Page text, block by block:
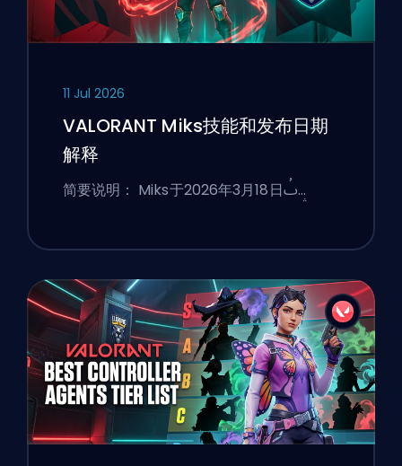
11 Jul 2026
VALORANT Miks技能和发布日期
解释
简要说明： Miks于2026年3月18日ࢷ…